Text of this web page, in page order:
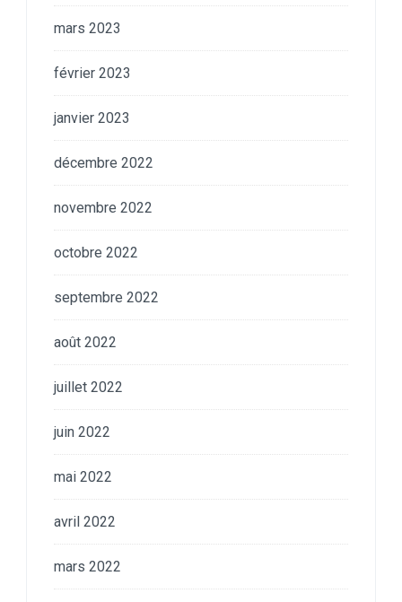
mars 2023
février 2023
janvier 2023
décembre 2022
novembre 2022
octobre 2022
septembre 2022
août 2022
juillet 2022
juin 2022
mai 2022
avril 2022
mars 2022